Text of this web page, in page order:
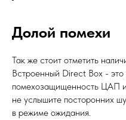
Долой помехи
Так же стоит отметить
Встроенный Direct Box - это
помехозащищенность ЦАП
не услышите посторонних
в режиме ожидания.